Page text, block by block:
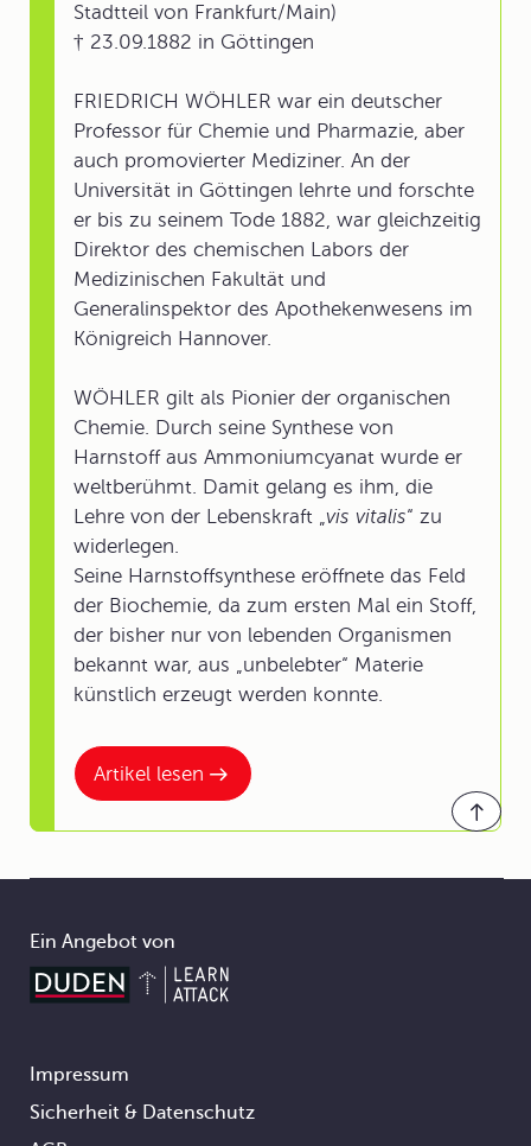
Artikel lesen
Stadtteil von Frankfurt/Main)
† 23.09.1882 in Göttingen
FRIEDRICH WÖHLER war ein deutscher
Professor für Chemie und Pharmazie, aber
auch promovierter Mediziner. An der
Universität in Göttingen lehrte und forschte
er bis zu seinem Tode 1882, war gleichzeitig
Direktor des chemischen Labors der
Medizinischen Fakultät und
Generalinspektor des Apothekenwesens im
Königreich Hannover.
WÖHLER gilt als Pionier der organischen
Chemie. Durch seine Synthese von
Harnstoff aus Ammoniumcyanat wurde er
weltberühmt. Damit gelang es ihm, die
Lehre von der Lebenskraft „vis vitalis“ zu
widerlegen.
Seine Harnstoffsynthese eröffnete das Feld
der Biochemie, da zum ersten Mal ein Stoff,
der bisher nur von lebenden Organismen
bekannt war, aus „unbelebter“ Materie
künstlich erzeugt werden konnte.
Ein Angebot von
Footer
Impressum
Sicherheit & Datenschutz